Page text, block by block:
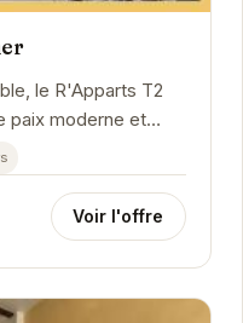
le R'Apparts T2
paix moderne et
de vie confortable...
Voir l'offre